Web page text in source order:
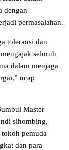
dengan
permasalahan.
toleransi dan
seluruh
dalam menjaga
ucap
Master
sihombing,
pemuda
dan para